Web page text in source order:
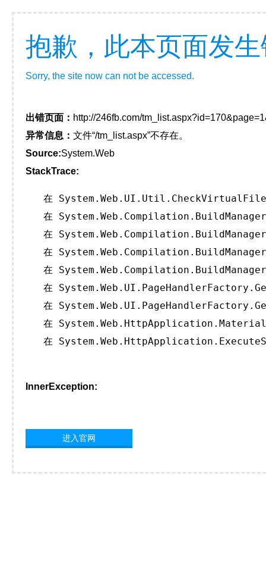
抱歉，此本页面发
Sorry, the site now can not be accessed.
出错页面： http://246fb.com/
异常信息： 文件“/tm_list.aspx”不存在。
Source:System.Web
StackTrace:
在
在
在
在
在
在
在
在
在
InnerException:
进入官网